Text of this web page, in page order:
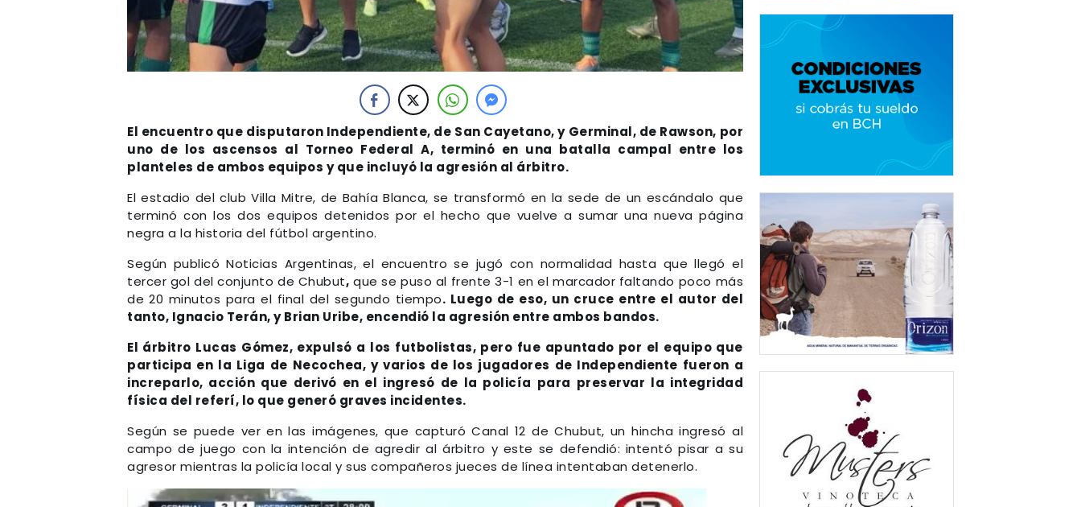
El encuentro que disputaron Independiente, de San Cayetano, y Germinal, de Rawson, por
uno de los ascensos al Torneo Federal A, terminó en una batalla campal entre los
planteles de ambos equipos y que incluyó la agresión al árbitro.
El estadio del club Villa Mitre, de Bahía Blanca, se transformó en la sede de un escándalo que
terminó con los dos equipos detenidos por el hecho que vuelve a sumar una nueva página
negra a la historia del fútbol argentino.
Según publicó Noticias Argentinas, el encuentro se jugó con normalidad hasta que llegó el
tercer gol del conjunto de Chubut, que se puso al frente 3-1 en el marcador faltando poco más
de 20 minutos para el final del segundo tiempo. Luego de eso, un cruce entre el autor del
tanto, Ignacio Terán, y Brian Uribe, encendió la agresión entre ambos bandos.
El árbitro Lucas Gómez, expulsó a los futbolistas, pero fue apuntado por el equipo que
participa en la Liga de Necochea, y varios de los jugadores de Independiente fueron a
increparlo, acción que derivó en el ingresó de la policía para preservar la integridad
física del referí, lo que generó graves incidentes.
Según se puede ver en las imágenes, que capturó Canal 12 de Chubut, un hincha ingresó al
campo de juego con la intención de agredir al árbitro y este se defendió: intentó pisar a su
agresor mientras la policía local y sus compañeros jueces de línea intentaban detenerlo.
Reproductor